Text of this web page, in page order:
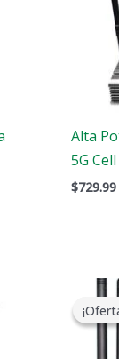
Alta
5G
$729.99